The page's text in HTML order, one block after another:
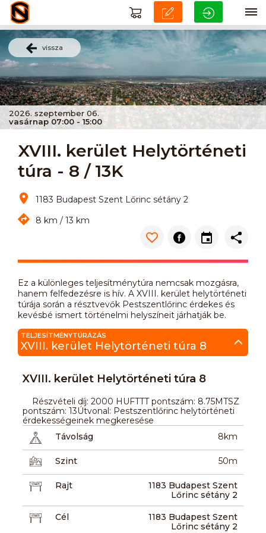
vissza
2026. szeptember 06.
vasárnap 07:00 - 15:00
XVIII. kerület Helytörténeti
túra - 8 / 13K
1183 Budapest Szent Lőrinc sétány 2
8 km / 13 km
Ez a különleges teljesítménytúra nemcsak mozgásra,
hanem felfedezésre is hív. A XVIII. kerület helytörténeti
túrája során a résztvevők Pestszentlőrinc érdekes és
kevésbé ismert történelmi helyszíneit járhatják be.
TELJESÍTMÉNYTÚRÁZÁS
XVIII. kerület Helytörténeti túra 8
XVIII. kerület Helytörténeti túra 8
Részvételi díj: 2000 HUFTTT pontszám: 8.75MTSZ
pontszám: 13Útvonal: Pestszentlőrinc helytörténeti
érdekességeinek megkeresése
Távolság
8km
Szint 50m
Rajt
1183 Budapest Szent
Lőrinc sétány 2
Cél
1183 Budapest Szent
Lőrinc sétány 2